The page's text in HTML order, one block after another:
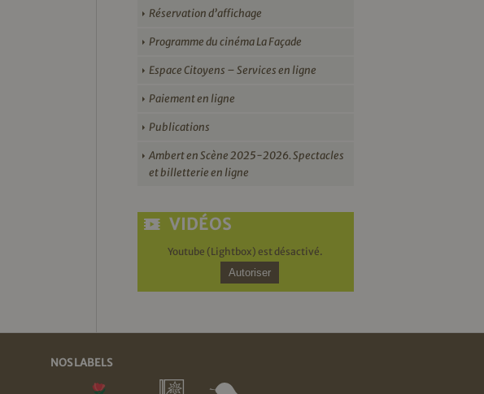
Réservation d’affichage
Programme du cinéma La Façade
Espace Citoyens – Services en ligne
Paiement en ligne
Publications
Ambert en Scène 2025-2026. Spectacles
et billetterie en ligne
VIDÉOS
Youtube (Lightbox) est désactivé.
Autoriser
NOS LABELS